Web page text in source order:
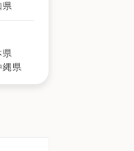
県
県
縄県